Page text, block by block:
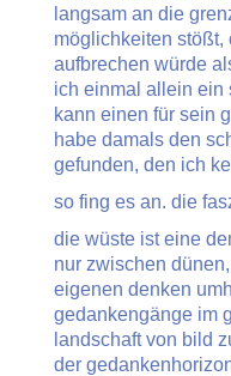
langsam an die
möglichkeiten
aufbrechen würde
ich einmal allein ein
kann einen für sein
habe damals den
gefunden, den ich
so fing es an. die
die wüste ist eine
nur zwischen
eigenen denken
gedankengänge im
landschaft von bild
der